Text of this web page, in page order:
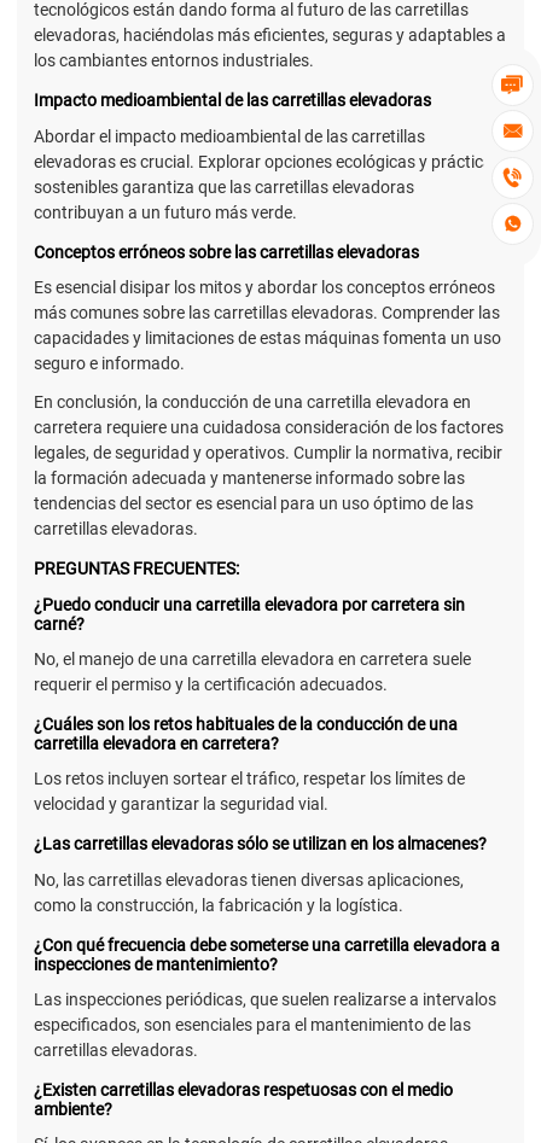




tecnológicos están dando forma al futuro de las carretillas
elevadoras, haciéndolas más eficientes, seguras y adaptables a
los cambiantes entornos industriales.
Impacto medioambiental de las carretillas elevadoras
Abordar el impacto medioambiental de las carretillas
elevadoras es crucial. Explorar opciones ecológicas y prácticas
sostenibles garantiza que las carretillas elevadoras
contribuyan a un futuro más verde.
Conceptos erróneos sobre las carretillas elevadoras
Es esencial disipar los mitos y abordar los conceptos erróneos
más comunes sobre las carretillas elevadoras. Comprender las
capacidades y limitaciones de estas máquinas fomenta un uso
seguro e informado.
En conclusión, la conducción de una carretilla elevadora en
carretera requiere una cuidadosa consideración de los factores
legales, de seguridad y operativos. Cumplir la normativa, recibir
la formación adecuada y mantenerse informado sobre las
tendencias del sector es esencial para un uso óptimo de las
carretillas elevadoras.
PREGUNTAS FRECUENTES:
¿Puedo conducir una carretilla elevadora por carretera sin
carné?
No, el manejo de una carretilla elevadora en carretera suele
requerir el permiso y la certificación adecuados.
¿Cuáles son los retos habituales de la conducción de una
carretilla elevadora en carretera?
Los retos incluyen sortear el tráfico, respetar los límites de
velocidad y garantizar la seguridad vial.
¿Las carretillas elevadoras sólo se utilizan en los almacenes?
No, las carretillas elevadoras tienen diversas aplicaciones,
como la construcción, la fabricación y la logística.
¿Con qué frecuencia debe someterse una carretilla elevadora a
inspecciones de mantenimiento?
Las inspecciones periódicas, que suelen realizarse a intervalos
especificados, son esenciales para el mantenimiento de las
carretillas elevadoras.
¿Existen carretillas elevadoras respetuosas con el medio
ambiente?